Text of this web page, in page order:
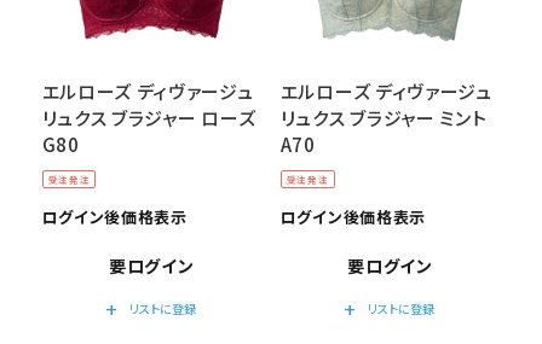
受注発注
エルローズ ディヴァージュ
リュクス ブラジャー ローズ
G80
ログイン後価格表示
要ログイン
add
リストに登録
受注発注
エルローズ ディヴァージュ
リュクス ブラジャー ミント
A70
ログイン後価格表示
要ログイン
add
リストに登録